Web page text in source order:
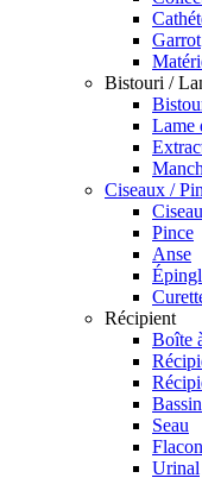
Garrot
Bistouri /
Lame
Ciseaux /
Pince
Anse
Récipient
Boîte
Seau
Flacon
Urinal